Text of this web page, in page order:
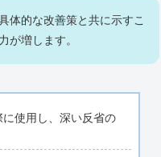
体的な改善策と共に示すこ
が増します。
使用し、深い反省の